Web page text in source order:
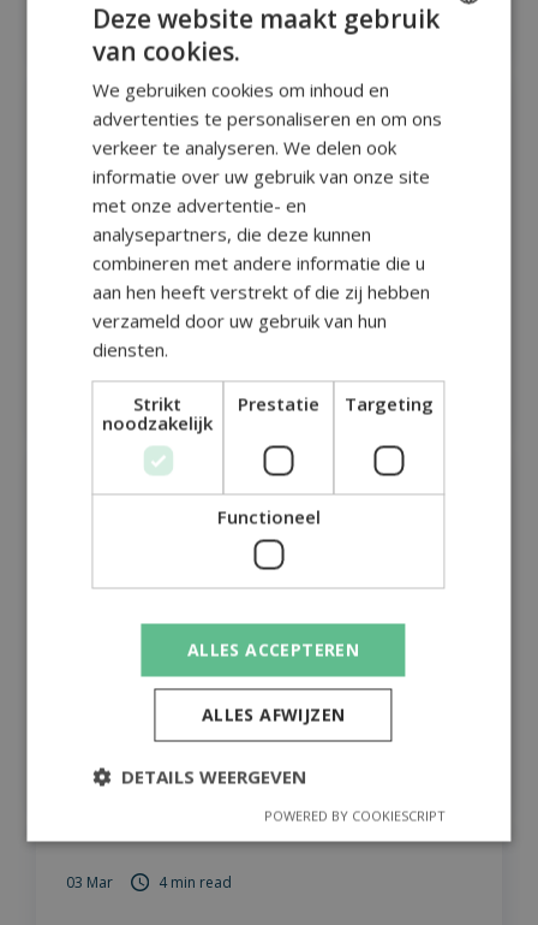
Lees
4 min read
Bouwen aan de toekomst:
waarom we onze eigen
Baldwin-modules voor
Magento ontwikkelen (deel 2)
Lees
3 min read
Bouwen aan de toekomst:
waarom we onze eigen
Baldwin-modules voor
Magento ontwikkelen (deel 1)
Lees
03 Mar 4 min read
Deze website maakt gebruik
van cookies.
We gebruiken cookies om inhoud en
advertenties te personaliseren en om ons
verkeer te analyseren. We delen ook
informatie over uw gebruik van onze site
met onze advertentie- en
analysepartners, die deze kunnen
combineren met andere informatie die u
aan hen heeft verstrekt of die zij hebben
verzameld door uw gebruik van hun
diensten.
Strikt
noodzakelijk
Prestatie Targeting
Functioneel
ALLES ACCEPTEREN
ALLES AFWIJZEN
DETAILS WEERGEVEN
POWERED BY COOKIESCRIPT